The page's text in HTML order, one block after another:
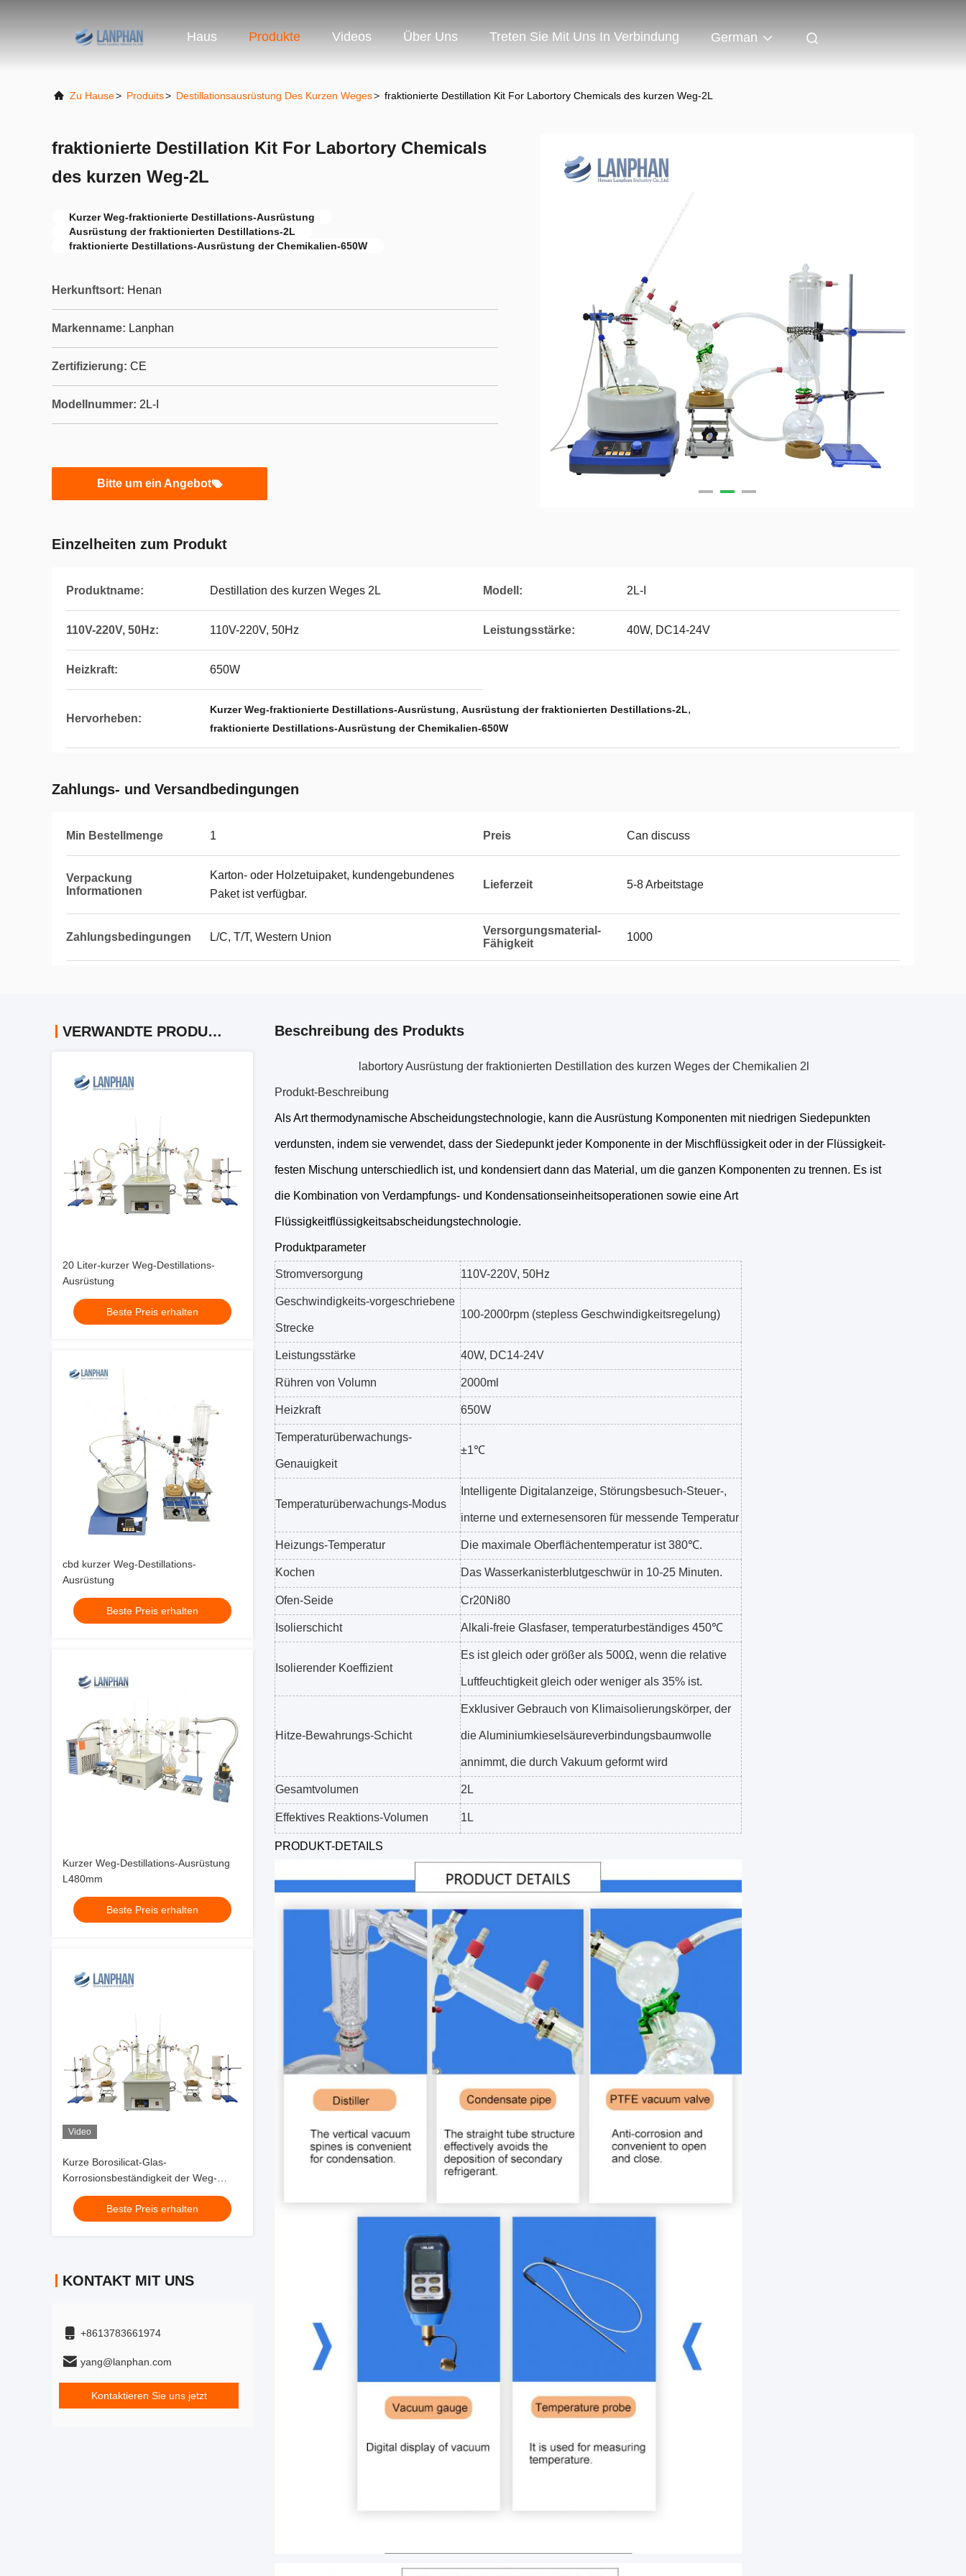
Haus Produkte Videos Über Uns Treten Sie Mit Uns In Verbindung German
Zu Hause> Produits> Destillationsausrüstung Des Kurzen Weges> fraktionierte Destillation Kit For Labortory Chemicals des kurzen Weg-2L
fraktionierte Destillation Kit For Labortory Chemicals
des kurzen Weg-2L
Kurzer Weg-fraktionierte Destillations-Ausrüstung
Ausrüstung der fraktionierten Destillations-2L
fraktionierte Destillations-Ausrüstung der Chemikalien-650W
Herkunftsort: Henan
Markenname: Lanphan
Zertifizierung: CE
Modellnummer: 2L-I
Bitte um ein Angebot
Einzelheiten zum Produkt
Produktname: Destillation des kurzen Weges 2L Modell: 2L-I
110V-220V, 50Hz: 110V-220V, 50Hz Leistungsstärke: 40W, DC14-24V
Heizkraft: 650W
Hervorheben:
Kurzer Weg-fraktionierte Destillations-Ausrüstung, Ausrüstung der fraktionierten Destillations-2L,
fraktionierte Destillations-Ausrüstung der Chemikalien-650W
Zahlungs- und Versandbedingungen
Min Bestellmenge 1 Preis Can discuss
Verpackung
Informationen
Karton- oder Holzetuipaket, kundengebundenes
Paket ist verfügbar.
Lieferzeit 5-8 Arbeitstage
Zahlungsbedingungen L/C, T/T, Western Union
Versorgungsmaterial-
Fähigkeit
1000
VERWANDTE PRODUKTE
20 Liter-kurzer Weg-Destillations-
Ausrüstung
Beste Preis erhalten
cbd kurzer Weg-Destillations-
Ausrüstung
Beste Preis erhalten
Kurzer Weg-Destillations-Ausrüstung
L480mm
Beste Preis erhalten
Video
Kurze Borosilicat-Glas-
Korrosionsbeständigkeit der Weg-
Destillations-Ausrüstungs-20L hohe
Beste Preis erhalten
KONTAKT MIT UNS
+8613783661974
yang@lanphan.com
Kontaktieren Sie uns jetzt
Beschreibung des Produkts
labortory Ausrüstung der fraktionierten Destillation des kurzen Weges der Chemikalien 2l
Produkt-Beschreibung
Als Art thermodynamische Abscheidungstechnologie, kann die Ausrüstung Komponenten mit niedrigen Siedepunkten
verdunsten, indem sie verwendet, dass der Siedepunkt jeder Komponente in der Mischflüssigkeit oder in der Flüssigkeit-
festen Mischung unterschiedlich ist, und kondensiert dann das Material, um die ganzen Komponenten zu trennen. Es ist
die Kombination von Verdampfungs- und Kondensationseinheitsoperationen sowie eine Art
Flüssigkeitflüssigkeitsabscheidungstechnologie.
Produktparameter
Stromversorgung 110V-220V, 50Hz
Geschwindigkeits-vorgeschriebene
Strecke
100-2000rpm (stepless Geschwindigkeitsregelung)
Leistungsstärke 40W, DC14-24V
Rühren von Volumn 2000ml
Heizkraft 650W
Temperaturüberwachungs-
Genauigkeit
±1℃
Temperaturüberwachungs-Modus
Intelligente Digitalanzeige, Störungsbesuch-Steuer-,
interne und externesensoren für messende Temperatur
Heizungs-Temperatur Die maximale Oberflächentemperatur ist 380℃.
Kochen Das Wasserkanisterblutgeschwür in 10-25 Minuten.
Ofen-Seide Cr20Ni80
Isolierschicht Alkali-freie Glasfaser, temperaturbeständiges 450℃
Isolierender Koeffizient
Es ist gleich oder größer als 500Ω, wenn die relative
Luftfeuchtigkeit gleich oder weniger als 35% ist.
Hitze-Bewahrungs-Schicht
Exklusiver Gebrauch von Klimaisolierungskörper, der
die Aluminiumkieselsäureverbindungsbaumwolle
annimmt, die durch Vakuum geformt wird
Gesamtvolumen 2L
Effektives Reaktions-Volumen 1L
PRODUKT-DETAILS